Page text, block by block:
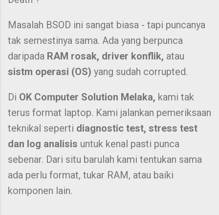
Masalah BSOD ini sangat biasa - tapi puncanya
tak semestinya sama. Ada yang berpunca
daripada RAM rosak, driver konflik, atau
sistm operasi (OS) yang sudah corrupted.
Di OK Computer Solution Melaka, kami tak
terus format laptop. Kami jalankan pemeriksaan
teknikal seperti diagnostic test, stress test
dan log analisis untuk kenal pasti punca
sebenar. Dari situ barulah kami tentukan sama
ada perlu format, tukar RAM, atau baiki
komponen lain.